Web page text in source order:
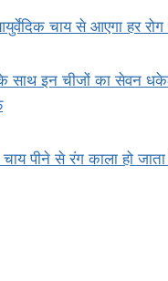
चाय से आएगा हर
साथ इन चीजों का सेवन
पीने से रंग काला हो जाता